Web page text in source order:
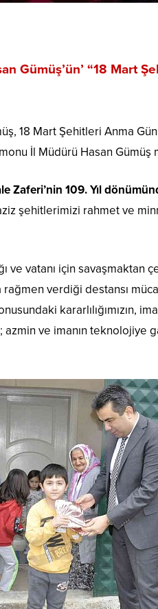
Gümüş’ün’ “18 Mart
18 Mart Şehitleri Anma
İl Müdürü Hasan
Zaferi’nin 109. Yıl
şehitlerimizi rahmet ve
ve vatanı için savaşmaktan
rağmen verdiği destansı
kararlılığımızın,
ve imanın teknolojiye